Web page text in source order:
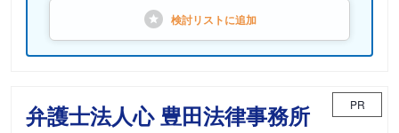
検討リストに追加
弁護士法人心 豊田法律事務所 PR